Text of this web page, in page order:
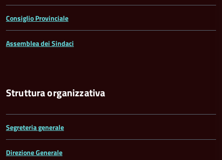
Consiglio Provinciale
Assemblea dei Sindaci
Struttura organizzativa
Segreteria generale
Direzione Generale